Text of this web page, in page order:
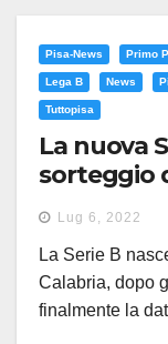
Pisa-News Primo
Lega B News
Tuttopisa
La nuova
sorteggio
Calabria
Lug 6, 2022
La Serie B
Calabria, dopo
finalmente la